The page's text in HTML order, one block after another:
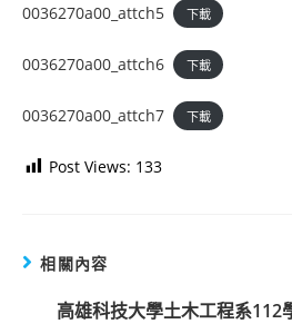
0036270a00_attch5 下載
0036270a00_attch6 下載
0036270a00_attch7 下載
Post Views: 133
相關內容
高雄科技大學土木工程系112